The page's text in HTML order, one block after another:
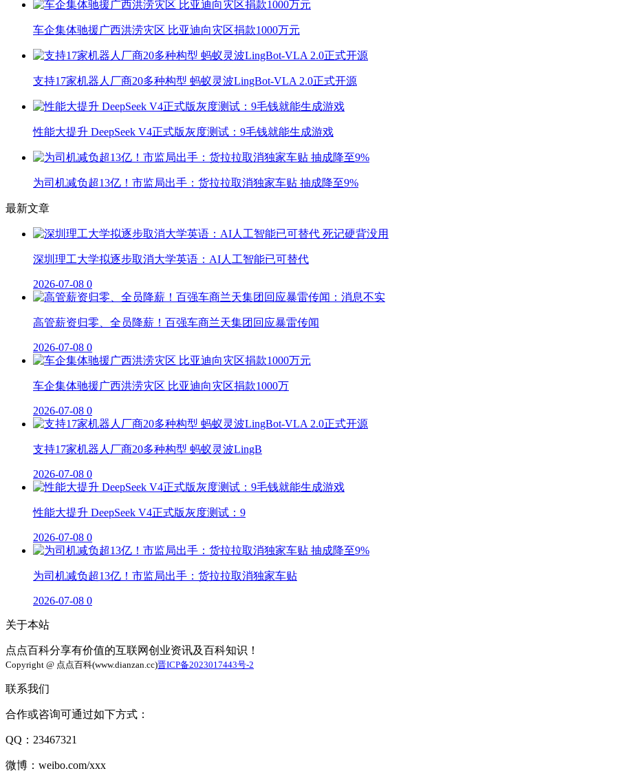
车企集体驰援广西洪涝灾区 比亚迪向灾区捐款1000万元
支持17家机器人厂商20多种构型 蚂蚁灵波LingBot-VLA 2.0正式开源
性能大提升 DeepSeek V4正式版灰度测试：9毛钱就能生成游戏
为司机减负超13亿！市监局出手：货拉拉取消独家车贴 抽成降至9%
最新文章
深圳理工大学拟逐步取消大学英语：AI人工智能已可替代
2026-07-08 0
高管薪资归零、全员降薪！百强车商兰天集团回应暴雷传闻
2026-07-08 0
车企集体驰援广西洪涝灾区 比亚迪向灾区捐款1000万
2026-07-08 0
支持17家机器人厂商20多种构型 蚂蚁灵波LingB
2026-07-08 0
性能大提升 DeepSeek V4正式版灰度测试：9
2026-07-08 0
为司机减负超13亿！市监局出手：货拉拉取消独家车贴
2026-07-08 0
关于本站
点点百科分享有价值的互联网创业资讯及百科知识！
Copyright @ 点点百科(www.dianzan.cc)晋ICP备2023017443号-2
联系我们
合作或咨询可通过如下方式：
QQ：23467321
微博：weibo.com/xxx